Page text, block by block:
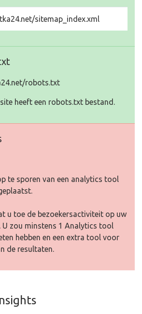
sitemap_index.xml
robots.txt
heeft een robots.txt bestand.
te sporen van een analytics tool
u toe de bezoekersactiviteit op uw
U zou minstens 1 Analytics tool
hebben en een extra tool voor
de resultaten.